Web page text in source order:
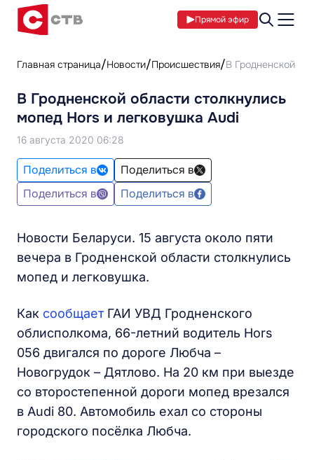
Прямой эфир
Главная страница Новости Происшествия В Гродненской
В Гродненской области столкнулись
мопед Hors и легковушка Audi
16 августа 2020 06:28
Поделиться в
Поделиться в
Поделиться в
Поделиться в
Новости Беларуси. 15 августа около пяти
вечера в Гродненской области столкнулись
мопед и легковушка.
Как сообщаетГАИ УВД Гродненского
облисполкома, 66-летний водитель Hors
056 двигался по дороге Любча –
Новогрудок – Дятлово. На 20 км при выезде
со второстепенной дороги мопед врезался
в Audi 80. Автомобиль ехал со стороны
городского посёлка Любча.